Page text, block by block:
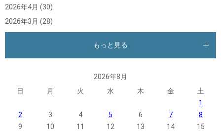
2026年4月 (30)
2026年3月 (28)
もっと見る
2026年8月
日
月 火 水 木 金
土
1
2
3 4 5 6 7
8
9
10 11 12 13 14
15